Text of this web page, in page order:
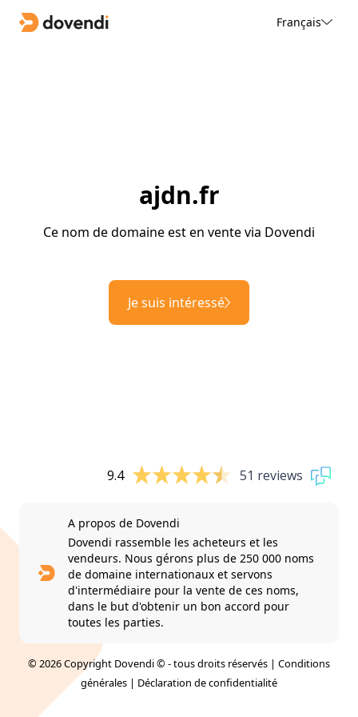
Français
ajdn.fr
Ce nom de domaine est en vente via Dovendi
Je suis intéressé
9.4 51 reviews
A propos de Dovendi
Dovendi rassemble les acheteurs et les
vendeurs. Nous gérons plus de 250 000 noms
de domaine internationaux et servons
d'intermédiaire pour la vente de ces noms,
dans le but d'obtenir un bon accord pour
toutes les parties.
© 2026 Copyright Dovendi © - tous droits réservés | Conditions
générales | Déclaration de confidentialité